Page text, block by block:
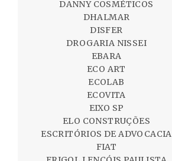
DANNY COSMÉTICOS
DHALMAR
DISFER
DROGARIA NISSEI
EBARA
ECO ART
ECOLAB
ECOVITA
EIXO SP
ELO CONSTRUÇÕES
ESCRITÓRIOS DE ADVOCACIA
FIAT